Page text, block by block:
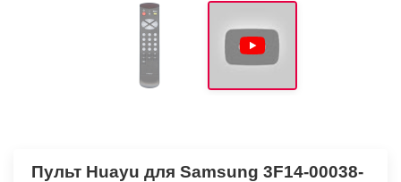
Пульт Huayu для Samsung 3F14-00038-